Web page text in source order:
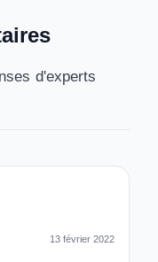
d'experts
13 février 2022